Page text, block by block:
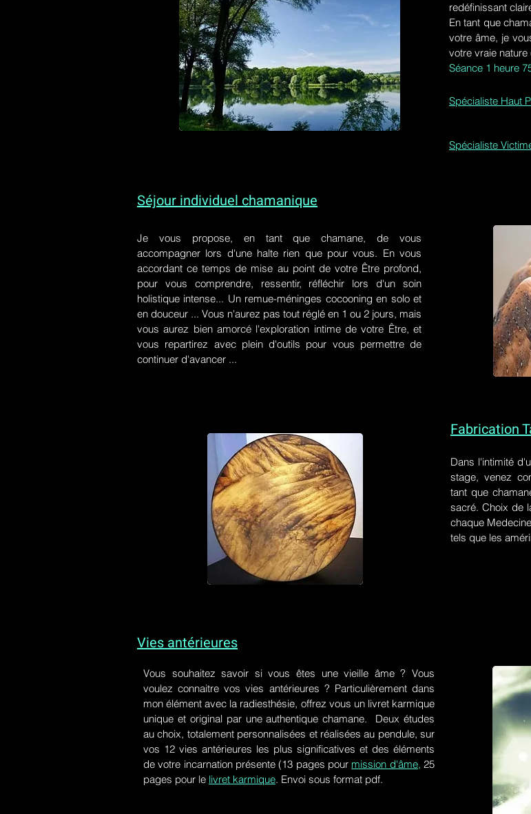
redéfinissant
En tant que
votre âme, je
votre vraie
Séance 1 heure
Spécialiste Haut
Spécialiste
Séjour individuel chamanique
Je vous propose, en tant que chamane, de vous
accompagner lors d'une halte rien que pour vous. En vous
accordant ce temps de mise au point de votre Être profond,
pour vous comprendre, ressentir, réfléchir lors d'un soin
holistique intense... Un remue-méninges cocooning en solo et
en douceur ... Vous n'aurez pas tout réglé en 1 ou 2 jours, mais
vous aurez bien amorcé l'exploration intime de votre Être, et
vous repartirez avec plein d'outils pour vous permettre de
continuer d'avancer ...
Fabrication
Dans l'intimité
stage, venez
tant que
sacré. Choix de
chaque
tels que les
Vies antérieures
Vous souhaitez savoir si vous êtes une vieille âme ? Vous
voulez connaitre vos vies antérieures ? Particulièrement dans
mon élément avec la radiesthésie, offrez vous un livret karmique
unique et original par une authentique chamane. Deux études
au choix, totalement personnalisées et réalisées au pendule, sur
vos 12 vies antérieures les plus significatives et des éléments
de votre incarnation présente (13 pages pour mission d'âme, 25
pages pour le livret karmique. Envoi sous format pdf.